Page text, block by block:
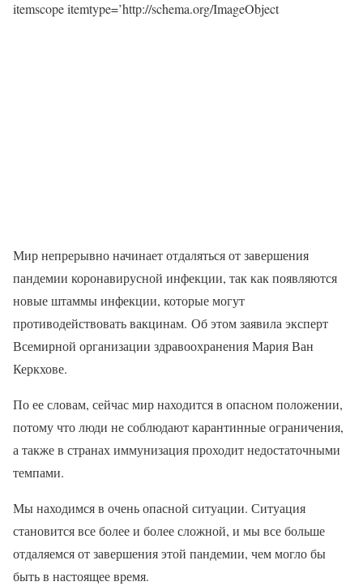
itemscope itemtype=’http://schema.org/ImageObject
Мир непрерывно начинает отдаляться от завершения
пандемии коронавирусной инфекции, так как появляются
новые штаммы инфекции, которые могут
противодействовать вакцинам. Об этом заявила эксперт
Всемирной организации здравоохранения Мария Ван
Керкхове.
По ее словам, сейчас мир находится в опасном положении,
потому что люди не соблюдают карантинные ограничения,
а также в странах иммунизация проходит недостаточными
темпами.
Мы находимся в очень опасной ситуации. Ситуация
становится все более и более сложной, и мы все больше
отдаляемся от завершения этой пандемии, чем могло бы
быть в настоящее время.